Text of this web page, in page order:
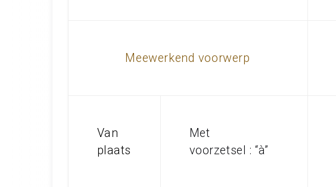
Meewerkend voorwerp
Van
plaats
Met
voorzetsel : “à”